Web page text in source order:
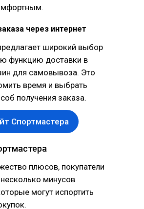
через интернет
широкий выбор
функцию доставки в
для самовывоза. Это
время и выбрать
получения заказа.
Спортмастера
плюсов, покупатели
минусов
могут испортить